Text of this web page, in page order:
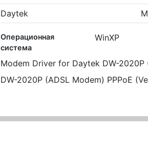
Daytek
Операционная
система
WinXP
Modem Driver for Daytek DW-2020P
DW-2020P (ADSL Modem) PPPoE